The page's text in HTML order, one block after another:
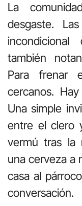
La
desgaste.
también
Para frenar
cercanos.
Una simple
entre el clero
vermú tras la
una cerveza a
casa al
conversación.